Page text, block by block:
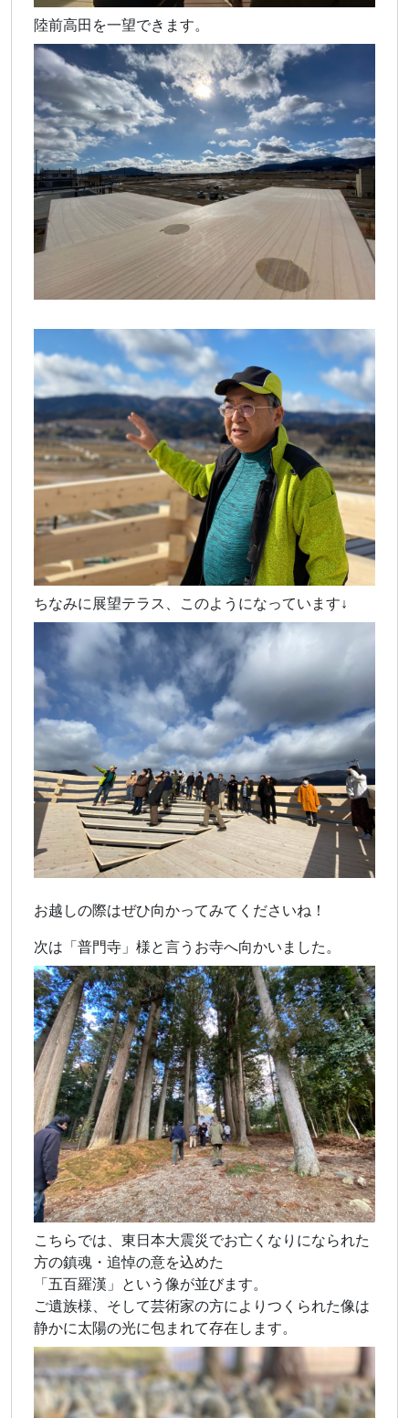
陸前高田を一望できます。
ちなみに展望テラス、このようになっています↓
お越しの際はぜひ向かってみてくださいね！
次は「普門寺」様と言うお寺へ向かいました。
こちらでは、東日本大震災でお亡くなりになられた
方の鎮魂・追悼の意を込めた
「五百羅漢」という像が並びます。
ご遺族様、そして芸術家の方によりつくられた像は
静かに太陽の光に包まれて存在します。